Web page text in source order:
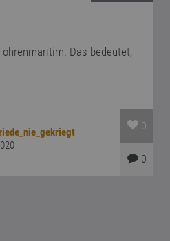
Das bedeutet,
0
0